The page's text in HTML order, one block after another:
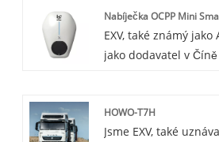
životnímu prostředí a
a vybavené
funkcemi.
Nabíječka OCPP Mini
EXV, také známý
jako dodavatel v
OCPP Mini Smart EV
OCPP Mini Smart EV
HOWO-T7H
Jsme EXV, také